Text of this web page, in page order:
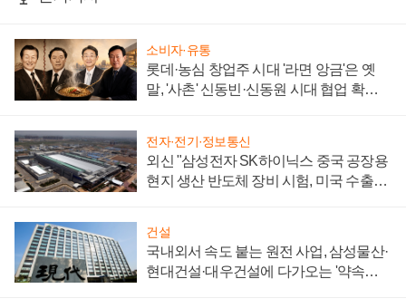
소비자·유통
롯데·농심 창업주 시대 '라면 앙금'은 옛
말, '사촌' 신동빈·신동원 시대 협업 확대
전자·전기·정보통신
외신 "삼성전자 SK하이닉스 중국 공장용
현지 생산 반도체 장비 시험, 미국 수출통
건설
국내외서 속도 붙는 원전 사업, 삼성물산·
현대건설·대우건설에 다가오는 '약속의